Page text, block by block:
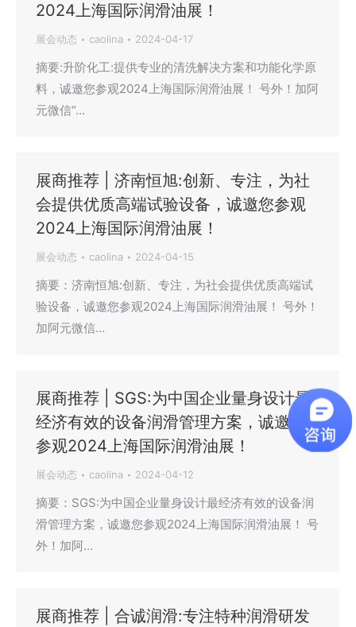
2024上海国际润滑油展！
展会动态 caolina 2024-04-17
摘要:升阶化工:提供专业的清洗解决方案和功能化学原
料，诚邀您参观2024上海国际润滑油展！ 号外！加阿
元微信“…
展商推荐 | 济南恒旭:创新、专注，为社
会提供优质高端试验设备，诚邀您参观
2024上海国际润滑油展！
展会动态 caolina 2024-04-15
摘要：济南恒旭:创新、专注，为社会提供优质高端试
验设备，诚邀您参观2024上海国际润滑油展！ 号外！
加阿元微信…
展商推荐 | SGS:为中国企业量身设计最
经济有效的设备润滑管理方案，诚邀您
参观2024上海国际润滑油展！
展会动态 caolina 2024-04-12
摘要：SGS:为中国企业量身设计最经济有效的设备润
滑管理方案，诚邀您参观2024上海国际润滑油展！ 号
外！加阿…
展商推荐 | 合诚润滑:专注特种润滑研发